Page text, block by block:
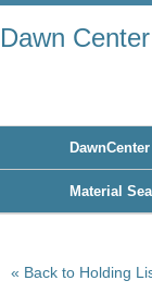
Dawn
Material
Back to Holding